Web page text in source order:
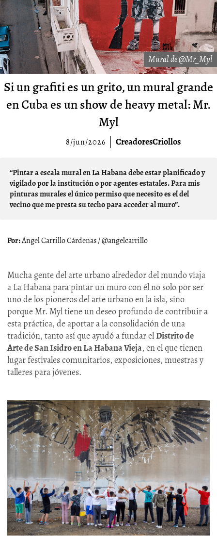
Mural de @Mr_Myl
Si un grafiti es un grito, un mural grande
en Cuba es un show de heavy metal: Mr.
Myl
8/jun/2026 CreadoresCriollos
“Pintar a escala mural en La Habana debe estar planificado y
vigilado por la institución o por agentes estatales. Para mis
pinturas murales el único permiso que necesito es el del
vecino que me presta su techo para acceder al muro”.
Ángel Carrillo Cárdenas / @angelcarrillo
Mucha gente del arte urbano alrededor del mundo viaja
a La Habana para pintar un muro con él no solo por ser
uno de los pioneros del arte urbano en la isla, sino
porque Mr. Myl tiene un deseo profundo de contribuir a
esta práctica, de aportar a la consolidación de una
tradición, tanto así que ayudó a fundar elDistrito de
Arte de San Isidro en La Habana Vieja, en el que tienen
lugar festivales comunitarios, exposiciones, muestras y
talleres para jóvenes.